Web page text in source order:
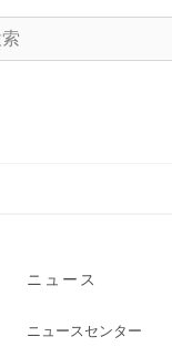
ニュース
ニュースセンター